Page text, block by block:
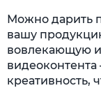
Можно дарить
вашу
вовлекающую
креативность,